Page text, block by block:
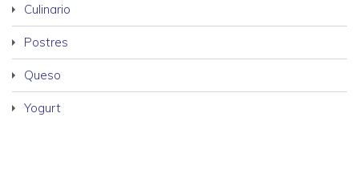
Culinario
Postres
Queso
Yogurt